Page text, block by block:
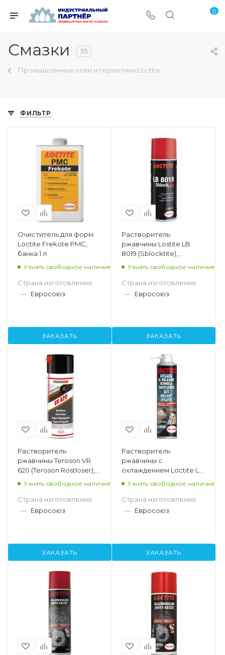
0
Смазки 35
Промышленные клеи и герметики Loctite
ФИЛЬТР
Очиститель для форм
Loctite Frekote PMC,
банка 1 л
Узнать свободное наличие
Страна изготовления
— Евросоюз
ЗАКАЗАТЬ
Растворитель
ржавчины Lostite LB
8019 (Sblocktite),
аэрозоль 400 мл
Узнать свободное наличие
Страна изготовления
— Евросоюз
ЗАКАЗАТЬ
Растворитель
ржавчины Teroson VR
620 (Teroson Rostloser),
аэрозоль 400 мл
Узнать свободное наличие
Страна изготовления
— Евросоюз
ЗАКАЗАТЬ
Растворитель
ржавчины с
охлаждением Loctite LB
8040, аэрозоль 400 мл
Узнать свободное наличие
Страна изготовления
— Евросоюз
ЗАКАЗАТЬ